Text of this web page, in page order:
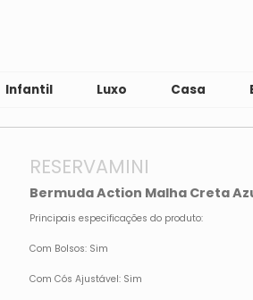
Infantil Luxo Casa
RESERVAMINI
Bermuda Action Malha Creta
Principais especificações do produto:
Com Bolsos: Sim
Com Cós Ajustável: Sim